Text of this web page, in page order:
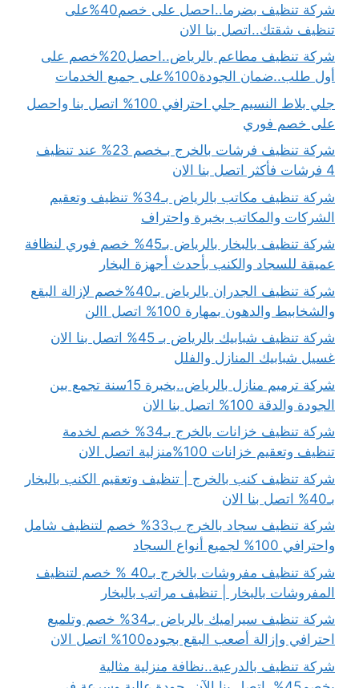
شركة تنظيف بضرما..احصل على خصم40%على
تنظيف شقتك..اتصل بنا الان
شركة تنظيف مطاعم بالرياض..احصل20%خصم على
أول طلب..ضمان الجودة100%على جميع الخدمات
جلي بلاط النسيم جلي احترافي 100% اتصل بنا واحصل
على خصم فوري
شركة تنظيف فرشات بالخرج بـخصم 23% عند تنظيف
4 فرشات فأكثر اتصل بنا الان
شركة تنظيف مكاتب بالرياض بـ34% تنظيف وتعقيم
الشركات والمكاتب بخبرة واحتراف
شركة تنظيف بالبخار بالرياض بـ45% خصم فوري لنظافة
عميقة للسجاد والكنب بأحدث أجهزة البخار
شركة تنظيف الجدران بالرياض بـ40%خصم لإزالة البقع
والشخابيط والدهون بمهارة 100% اتصل االن
شركة تنظيف شبابيك بالرياض بـ 45% اتصل بنا الان
غسيل شبابيك المنازل والفلل
شركة ترميم منازل بالرياض..بخبرة 15سنة تجمع بين
الجودة والدقة 100% اتصل بنا الان
شركة تنظيف خزانات بالخرج بـ34% خصم لخدمة
تنظيف وتعقيم خزانات 100%منزلية اتصل الان
شركة تنظيف كنب بالخرج | تنظيف وتعقيم الكنب بالبخار
بـ40% اتصل بنا الان
شركة تنظيف سجاد بالخرج ب33% خصم لتنظيف شامل
واحترافي 100% لجميع أنواع السجاد
شركة تنظيف مفروشات بالخرج بـ40 % خصم لتنظيف
المفروشات بالبخار | تنظيف مراتب بالبخار
شركة تنظيف سيراميك بالرياض بـ34% خصم وتلميع
احترافي وإزالة أصعب البقع بجوده100% اتصل الان
شركة تنظيف بالدرعية..نظافة منزلية مثالية